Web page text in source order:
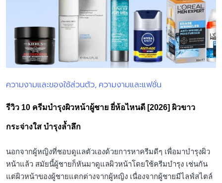
Posted
ความงามและของใช้ส่วนตัว ความงามและแฟชั่น
รีวิว 10 ครีมบำรุงผิวหน้าผู้ชาย ยี่ห้อไหนดี [2026] ผิวขาว
กระจ่างใส บำรุงล้ำลึก
นอกจากผู้หญิงที่ชอบดูแลตัวเองด้วยการหาครีมดีๆ เพื่อมาบำรุงผิว
หน้าแล้ว สมัยนี้ผู้ชายก็หันมาดูแลผิวหน้าโดยใช้ครีมบำรุง เช่นกัน
แต่ผิวหน้าของผู้ชายแตกต่างจากผู้หญิง เนื่องจากผู้ชายมีไลฟ์สไตล์